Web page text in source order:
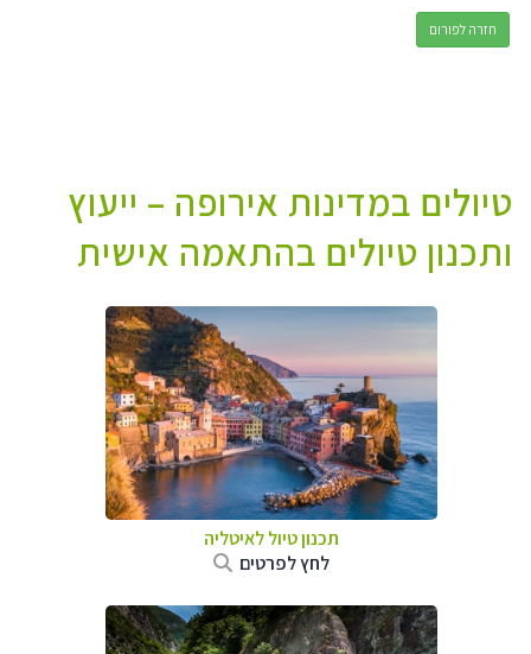
חזרה לפורום
טיולים במדינות אירופה – ייעוץ
ותכנון טיולים בהתאמה אישית
תכנון טיול לאיטליה
לחץ לפרטים